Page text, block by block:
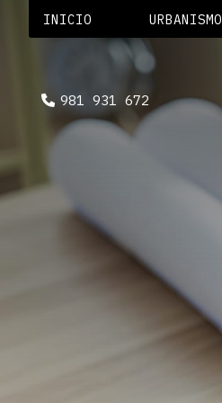
981 931 672
INICIO URBANISMO